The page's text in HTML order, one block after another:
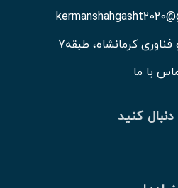
کرمانشاه، طبقه7
با ما
دنبال کنید